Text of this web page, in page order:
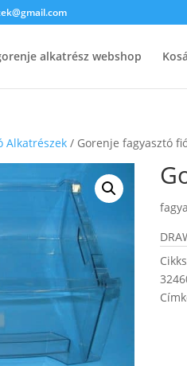
alkatrész webshop
Alkatrészek / Gorenje fagyasztó